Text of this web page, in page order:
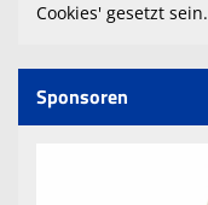
Cookies' gesetzt sein.
Sponsoren